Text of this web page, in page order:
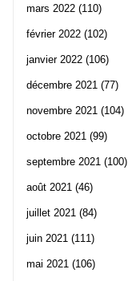
mars 2022 (110)
février 2022 (102)
janvier 2022 (106)
décembre 2021 (77)
novembre 2021 (104)
octobre 2021 (99)
septembre 2021 (100)
août 2021 (46)
juillet 2021 (84)
juin 2021 (111)
mai 2021 (106)